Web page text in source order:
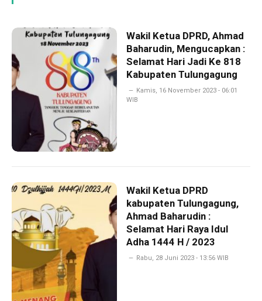
Wakil Ketua DPRD, Ahmad
Baharudin, Mengucapkan :
Selamat Hari Jadi Ke 818
Kabupaten Tulungagung
Kamis, 16 November 2023 - 06:01
WIB
Wakil Ketua DPRD
kabupaten Tulungagung,
Ahmad Baharudin :
Selamat Hari Raya Idul
Adha 1444 H / 2023
Rabu, 28 Juni 2023 - 13:56 WIB